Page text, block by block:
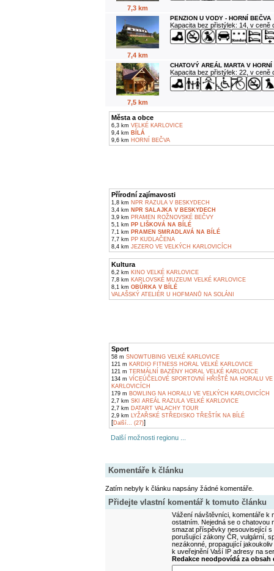
7,3 km
7,4 km
PENZION U VODY - HORNÍ BEČVA
Kapacita bez přistýlek: 14, v ceně
7,5 km
CHATOVÝ AREÁL MARTA V
Kapacita bez přistýlek: 22, v ceně
Města a obce
6,3 km VELKÉ KARLOVICE
9,4 km BÍLÁ
9,6 km HORNÍ BEČVA
Přírodní zajímavosti
1,8 km NPR RAZULA V BESKYDECH
3,4 km NPR SALAJKA V BESKYDECH
3,9 km PRAMEN ROŽNOVSKÉ BEČVY
5,1 km PP LIŠKOVÁ NA BÍLÉ
7,1 km PRAMEN SMRADLAVÁ NA BÍLÉ
7,7 km PP KUDLAČENA
8,4 km JEZERO VE VELKÝCH KARLOVICÍCH
Kultura
6,2 km KINO VELKÉ KARLOVICE
7,8 km KARLOVSKÉ MUZEUM VELKÉ KARLOVICE
8,1 km OBŮRKA V BÍLÉ
VALAŠSKÝ ATELIÉR U HOFMANŮ NA SOLÁNI
Sport
58 m SNOWTUBING VELKÉ KARLOVICE
121 m KARDIO FITNESS HORAL VELKÉ KARLOVICE
121 m TERMÁLNÍ BAZÉNY HORAL VELKÉ KARLOVICE
134 m VÍCEÚČELOVÉ SPORTOVNÍ HŘIŠTĚ NA HORALU VE
KARLOVICÍCH
179 m BOWLING NA HORALU VE VELKÝCH KARLOVICÍCH
2,7 km SKI AREÁL RAZULA VELKÉ KARLOVICE
2,7 km DATART VALACHY TOUR
2,9 km LYŽAŘSKÉ STŘEDISKO TŘEŠTÍK NA BÍLÉ
[Další... (27)]
Další možnosti regionu ...
Komentáře k článku
Zatím nebyly k článku napsány žádné komentáře.
Přidejte vlastní komentář k tomuto článku
Vážení návštěvníci, komentáře k
ostatním. Nejedná se o
smazat příspěvky nesouvisející
porušující zákony ČR, vulgární,
nezákonné, propagující
k uveřejnění Vaší IP adresy na
Redakce neodpovídá za